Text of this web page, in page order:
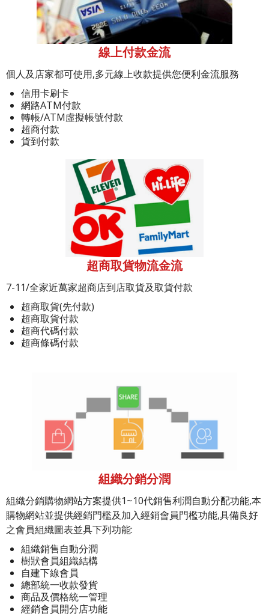
線上付款金流
個人及店家都可使用,多元線上收款提供您便利金流服務
信用卡刷卡
網路ATM付款
轉帳/ATM虛擬帳號付款
超商付款
貨到付款
超商取貨物流金流
7-11/全家近萬家超商店到店取貨及取貨付款
超商取貨(先付款)
超商取貨付款
超商代碼付款
超商條碼付款
組織分銷分潤
組織分銷購物網站方案提供1~10代銷售利潤自動分配功能,本
購物網站並提供經銷門檻及加入經銷會員門檻功能,具備良好
之會員組織圖表並具下列功能:
組織銷售自動分潤
樹狀會員組織結構
自建下線會員
總部統一收款發貨
商品及價格統一管理
經銷會員開分店功能